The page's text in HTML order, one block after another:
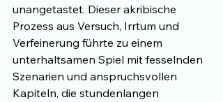
unangetastet. Dieser akribische
Prozess aus Versuch, Irrtum und
Verfeinerung führte zu einem
unterhaltsamen Spiel mit fesselnden
Szenarien und anspruchsvollen
Kapiteln, die stundenlangen